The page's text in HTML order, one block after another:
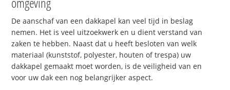
De aanschaf van een dakkapel kan veel tijd in beslag
nemen. Het is veel uitzoekwerk en u dient verstand van
zaken te hebben. Naast dat u heeft besloten van welk
materiaal (kunststof, polyester, houten of trespa) uw
dakkapel gemaakt moet worden, is de veiligheid van en
voor uw dak een nog belangrijker aspect.